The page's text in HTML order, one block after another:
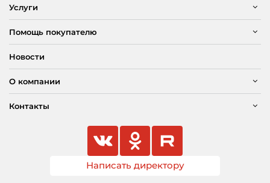
Услуги
Помощь покупателю
Новости
О компании
Контакты
Написать директору